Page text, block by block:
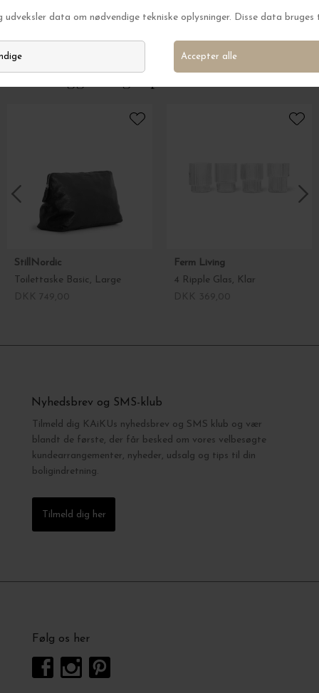
4 Stofservietter Block, Sand/Sort 40*40
Bordløber Block,
Andre kiggede også på
StillNordic
Toilettaske Basic, Large
Ferm Living
4 Ripple Glas, Klar
Nyhedsbrev og SMS-klub
Tilmeld dig KAiKUs nyhedsbrev og SMS klub og vær
blandt de første, der får besked om vores velbesøgte
kundearrangementer, nyheder, udsalg og tips til din
boligindretning.
Tilmeld dig her
Følg os her